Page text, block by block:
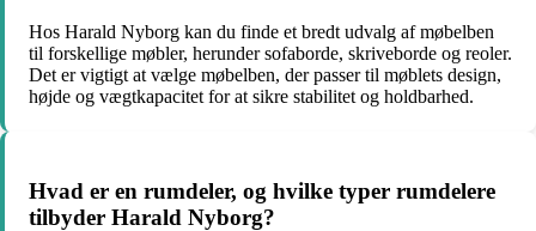
Hos Harald Nyborg kan du finde et bredt udvalg af møbelben
til forskellige møbler, herunder sofaborde, skriveborde og reoler.
Det er vigtigt at vælge møbelben, der passer til møblets design,
højde og vægtkapacitet for at sikre stabilitet og holdbarhed.
Hvad er en rumdeler, og hvilke typer rumdelere
tilbyder Harald Nyborg?